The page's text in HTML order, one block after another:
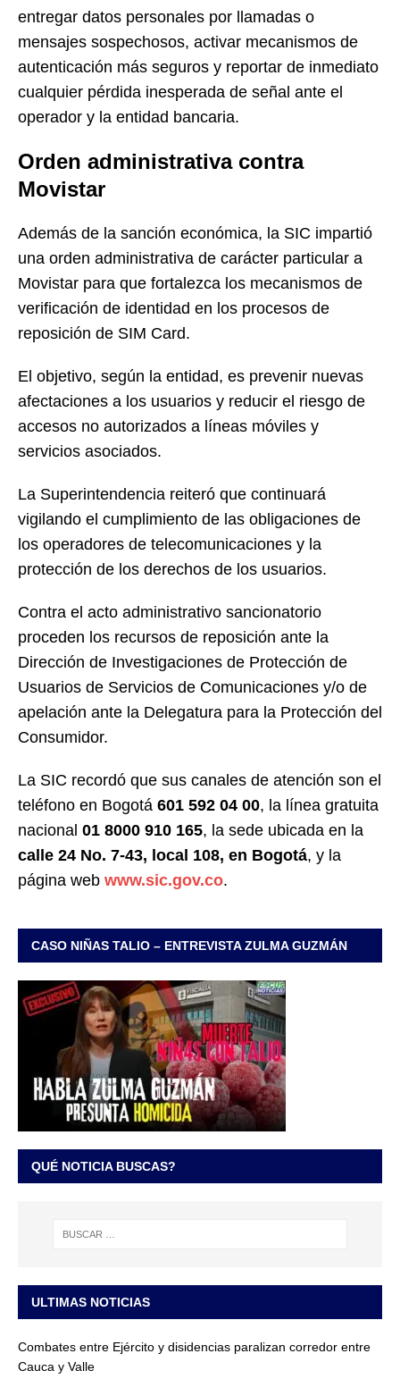
entregar datos personales por llamadas o
mensajes sospechosos, activar mecanismos de
autenticación más seguros y reportar de inmediato
cualquier pérdida inesperada de señal ante el
operador y la entidad bancaria.
Orden administrativa contra
Movistar
Además de la sanción económica, la SIC impartió
una orden administrativa de carácter particular a
Movistar para que fortalezca los mecanismos de
verificación de identidad en los procesos de
reposición de SIM Card.
El objetivo, según la entidad, es prevenir nuevas
afectaciones a los usuarios y reducir el riesgo de
accesos no autorizados a líneas móviles y
servicios asociados.
La Superintendencia reiteró que continuará
vigilando el cumplimiento de las obligaciones de
los operadores de telecomunicaciones y la
protección de los derechos de los usuarios.
Contra el acto administrativo sancionatorio
proceden los recursos de reposición ante la
Dirección de Investigaciones de Protección de
Usuarios de Servicios de Comunicaciones y/o de
apelación ante la Delegatura para la Protección del
Consumidor.
La SIC recordó que sus canales de atención son el
teléfono en Bogotá 601 592 04 00, la línea gratuita
nacional 01 8000 910 165, la sede ubicada en la
calle 24 No. 7-43, local 108, en Bogotá, y la
página web www.sic.gov.co.
CASO NIÑAS TALIO – ENTREVISTA ZULMA GUZMÁN
QUÉ NOTICIA BUSCAS?
ULTIMAS NOTICIAS
Combates entre Ejército y disidencias paralizan corredor entre
Cauca y Valle